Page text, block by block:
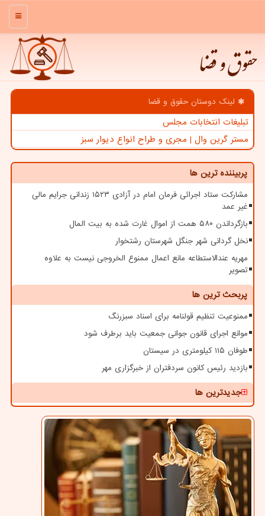
منو
حقوق و قضا
لینک دوستان حقوق و قضا
تبلیغات انتخابات مجلس
مستر گرین وال | مجری و طراح انواع دیوار سبز
پربیننده ترین ها
مشارکت ستاد اجرائی فرمان امام در آزادی ۱۵۲۳ زندانی جرایم مالی
غیر عمد
بازگرداندن ۵۸۰ همت از اموال غارت شده به بیت المال
نخل گردانی شهر جنگل شهرستان رشتخوار
مهریه عندالاستطاعه مانع اعمال ممنوع الخروجی نیست به علاوه
تصویر
پربحث ترین ها
ممنوعیت تنظیم قولنامه برای اسناد سبزرنگ
موانع اجرای قانون جوانی جمعیت باید برطرف شود
طوفان ۱۱۵ کیلومتری در سیستان
بازدید رئیس کانون سردفتران از خبرگزاری مهر
جدیدترین ها